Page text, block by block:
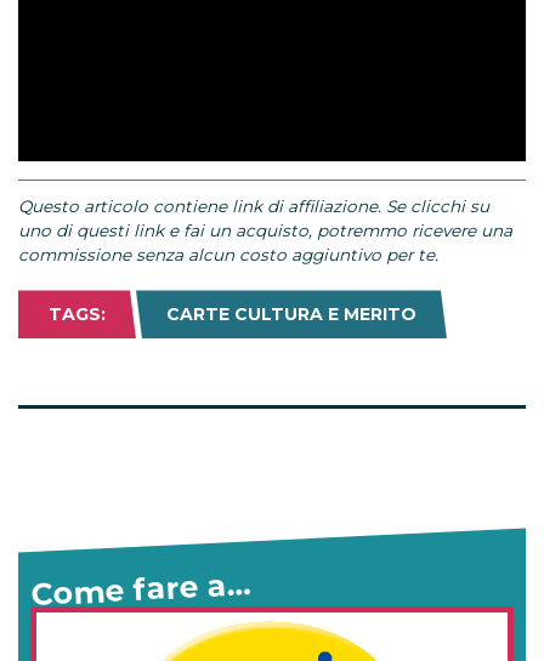
Questo articolo contiene link di affiliazione. Se clicchi su
uno di questi link e fai un acquisto, potremmo ricevere una
commissione senza alcun costo aggiuntivo per te.
TAGS: CARTE CULTURA E MERITO
Come fare a…